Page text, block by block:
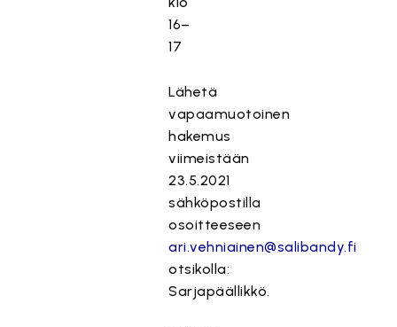
16–
17
Lähetä
vapaamuotoinen
hakemus
viimeistään
23.5.2021
sähköpostilla
osoitteeseen
ari.vehniainen@salibandy.fi
otsikolla:
Sarjapäällikkö.